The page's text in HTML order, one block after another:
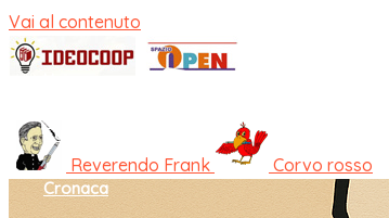
Vai al contenuto
Cultura e società
Cronaca
Reverendo Frank Corvo rosso